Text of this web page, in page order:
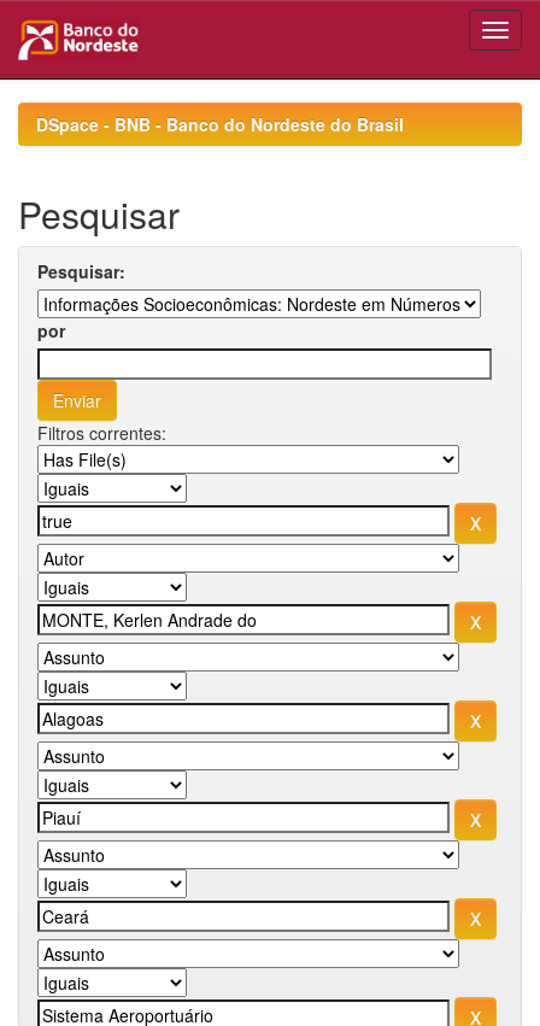
navigationDSpace - BNB - Banco do Nordeste do Brasil
Pesquisar
Pesquisar:
por
Filtros correntes: